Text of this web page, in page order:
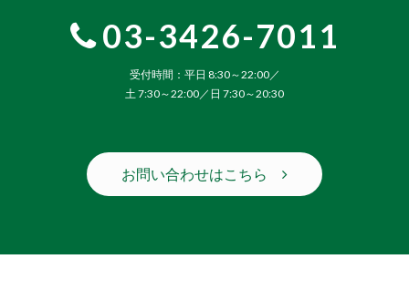
03-3426-7011
受付時間：平日 8:30～22:00／
土 7:30～22:00／日 7:30～20:30
お問い合わせはこちら